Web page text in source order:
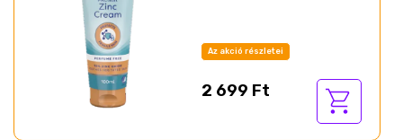
Az akció részletei
2 699 Ft